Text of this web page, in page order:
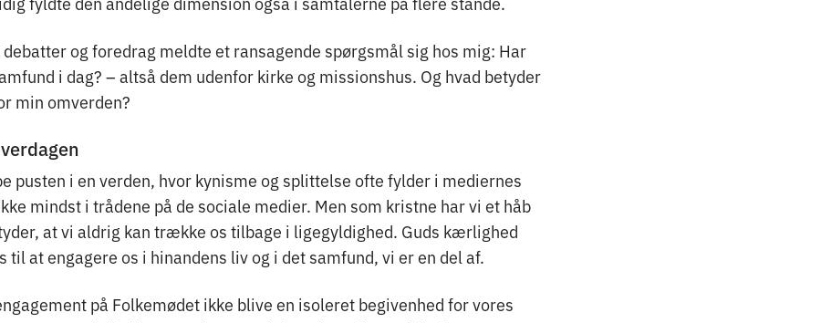
og foredrag meldte et ransagende spørgsmål sig hos mig: Har
i dag? – altså dem udenfor kirke og missionshus. Og hvad betyder
min omverden?
pusten i en verden, hvor kynisme og splittelse ofte fylder i mediernes
mindst i trådene på de sociale medier. Men som kristne har vi et håb
at vi aldrig kan trække os tilbage i ligegyldighed. Guds kærlighed
til at engagere os i hinandens liv og i det samfund, vi er en del af.
på Folkemødet ikke blive en isoleret begivenhed for vores